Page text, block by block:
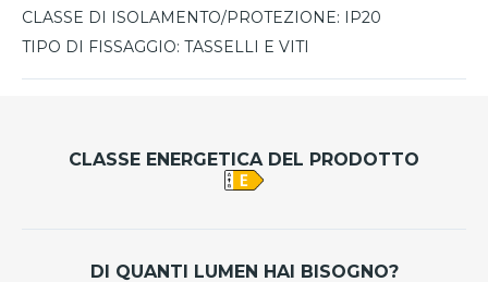
CLASSE DI ISOLAMENTO/PROTEZIONE:
IP20
TIPO DI FISSAGGIO: TASSELLI E VITI
CLASSE ENERGETICA DEL PRODOTTO
DI QUANTI LUMEN HAI BISOGNO?